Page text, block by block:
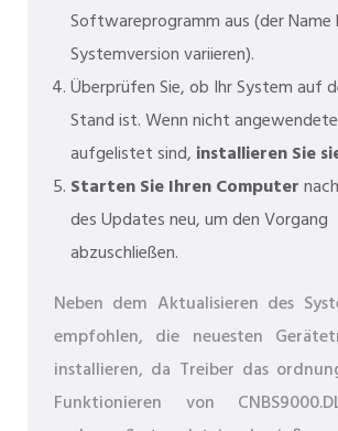
Softwareprogramm aus (der Name
Systemversion variieren).
Überprüfen Sie, ob Ihr System auf
Stand ist. Wenn nicht
aufgelistet sind, installieren Sie
Starten Sie Ihren Computer
des Updates neu, um den Vorgang
abzuschließen.
Neben dem Aktualisieren des
empfohlen, die neuesten
installieren, da Treiber das
Funktionieren von